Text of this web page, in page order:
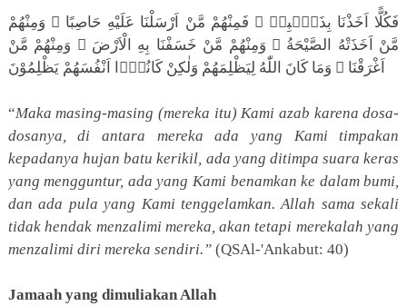
فَكُلًّا اَخَذْنَا بِذَنْۢبِهٖ ۚ فَمِنْهُمْ مَّنْ اَرْسَلْنَا عَلَيْهِ حَاصِبًا ۚ وَمِنْهُمْ
مَّنْ اَخَذَتْهُ الصَّيْحَةُ ۚ وَمِنْهُمْ مَّنْ خَسَفْنَا بِهِ الْاَرْضَ ۚ وَمِنْهُمْ مَّنْ
اَغْرَقْنَا ۚ وَمَا كَانَ اللّٰهُ لِيَظْلِمَهُمْ وَلٰكِنْ كَانُوْۤا اَنْفُسَهُمْ يَظْلِمُوْنَ
“Maka masing-masing (mereka itu) Kami azab karena dosa-
dosanya, di antara mereka ada yang Kami timpakan
kepadanya hujan batu kerikil, ada yang ditimpa suara keras
yang mengguntur, ada yang Kami benamkan ke dalam bumi,
dan ada pula yang Kami tenggelamkan. Allah sama sekali
tidak hendak menzalimi mereka, akan tetapi merekalah yang
menzalimi diri mereka sendiri.”(QSAl-'Ankabut: 40)
Jamaah yang dimuliakan Allah